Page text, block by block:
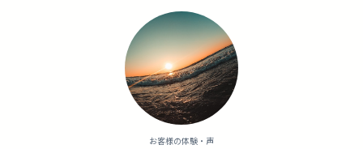
お客様の体験・声